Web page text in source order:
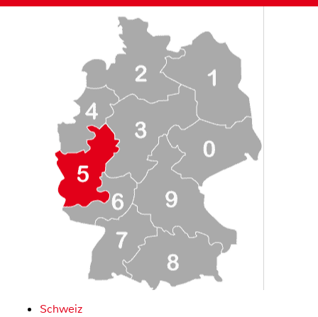
Schweiz